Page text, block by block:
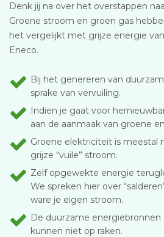
Denk jij na over het overstappen
Groene stroom en groen gas
het vergelijkt met grijze energie
Eneco.
Bij het genereren van
sprake van vervuiling.
Indien je gaat voor
aan de aanmaak van groene
Groene elektriciteit is meestal
grijze “vuile” stroom.
Zelf opgewekte energie
We spreken hier over
ware je eigen stroom.
De duurzame
kunnen niet op raken.